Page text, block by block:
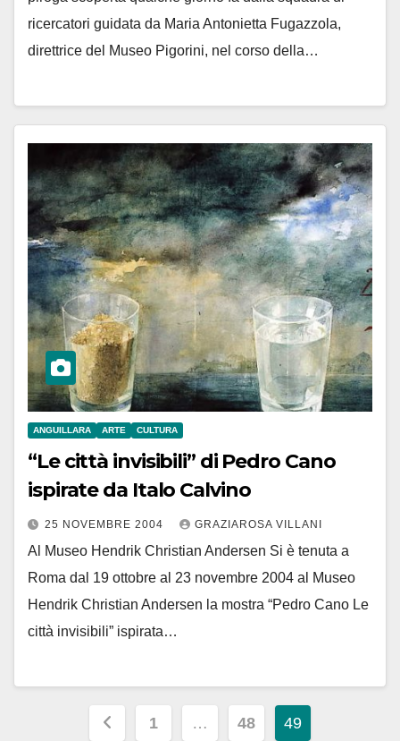
ricercatori guidata da Maria Antonietta Fugazzola,
direttrice del Museo Pigorini, nel corso della…
ANGUILLARA ARTE CULTURA
“Le città invisibili” di Pedro Cano
ispirate da Italo Calvino
25 NOVEMBRE 2004 GRAZIAROSA VILLANI
Al Museo Hendrik Christian Andersen Si è tenuta a
Roma dal 19 ottobre al 23 novembre 2004 al Museo
Hendrik Christian Andersen la mostra “Pedro Cano Le
città invisibili” ispirata…
Paginazione
1 … 48 49